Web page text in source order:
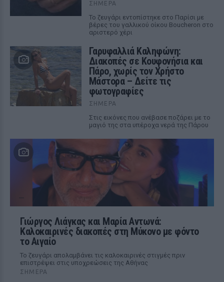
ΣΉΜΕΡΑ
Το ζευγάρι εντοπίστηκε στο Παρίσι με
βέρες του γαλλικού οίκου Boucheron στο
αριστερό χέρι
Γαρυφαλλιά Καληφώνη:
Διακοπές σε Κουφονήσια και
Πάρο, χωρίς τον Χρήστο
Μάστορα – Δείτε τις
φωτογραφίες
ΣΉΜΕΡΑ
Στις εικόνες που ανέβασε ποζάρει με το
μαγιό της στα υπέροχα νερά της Πάρου
Γιώργος Λιάγκας και Μαρία Αντωνά:
Καλοκαιρινές διακοπές στη Μύκονο με φόντο
το Αιγαίο
Το ζευγάρι απολαμβάνει τις καλοκαιρινές στιγμές πριν
επιστρέψει στις υποχρεώσεις της Αθήνας
ΣΉΜΕΡΑ